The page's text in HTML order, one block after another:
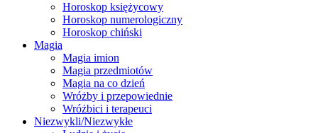
Horoskop księżycowy
Horoskop numerologiczny
Horoskop chiński
Magia
Magia imion
Magia przedmiotów
Magia na co dzień
Wróżby i przepowiednie
Wróżbici i terapeuci
Niezwykli/Niezwykłe